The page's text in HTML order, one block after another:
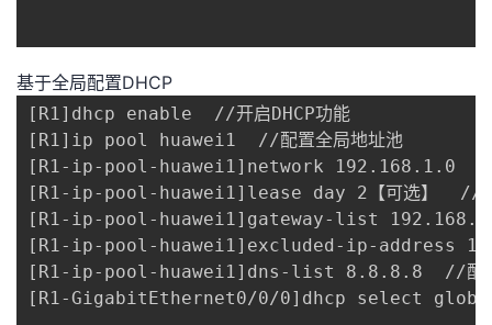
基于全局配置DHCP
[R1]dhcp enable  //开启DHCP功能
[R1]ip pool huawei1  //配置全局地址池
[R1-ip-pool-huawei1]network 192.168.1.0  //
[R1-ip-pool-huawei1]lease day 2【可选】  //租
[R1-ip-pool-huawei1]gateway-list
[R1-ip-pool-huawei1]excluded-ip-address
[R1-ip-pool-huawei1]dns-list 8.8.8.8  //配置
[R1-GigabitEthernet0/0/0]dhcp select global